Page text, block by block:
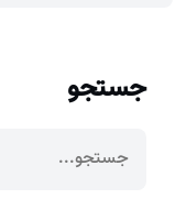
جستجو